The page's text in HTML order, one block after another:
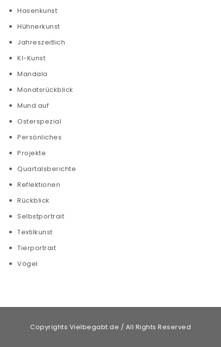
Hasenkunst
Hühnerkunst
Jahreszeitlich
KI-Kunst
Mandala
Monatsrückblick
Mund auf
Osterspezial
Persönliches
Projekte
Quartalsberichte
Reflektionen
Rückblick
Selbstportrait
Textilkunst
Tierportrait
Vögel
Copyrights Vielbegabt.de / All Rights Reserved